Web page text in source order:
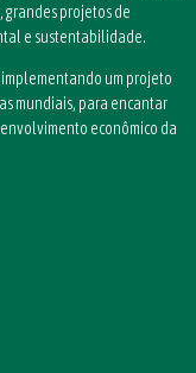
grandes projetos de
e sustentabilidade.
um projeto
mundiais, para encantar
econômico da